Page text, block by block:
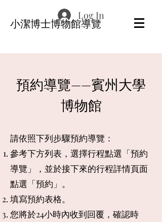
​小潔博士博物館導覽
Log In
預約導覽——賓州大學
博物館
請依照下列步驟預約導覽：
參考下方列表，選擇行程點選「預約
導覽」，並於接下來的行程詳情頁面
點選 「預約」。
填寫預約表格。
​您將於24小時內收到回覆，確認時